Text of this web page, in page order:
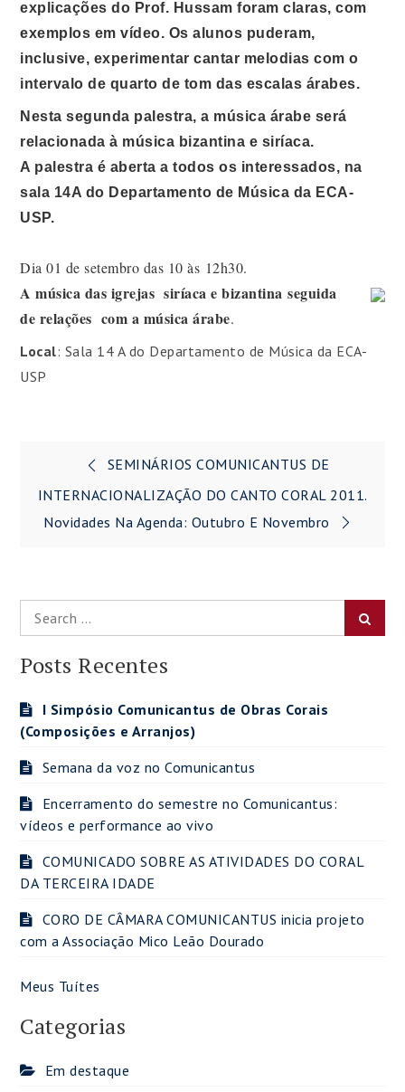
explicações do Prof. Hussam foram claras, com
exemplos em vídeo. Os alunos puderam,
inclusive, experimentar cantar melodias com o
intervalo de quarto de tom das escalas árabes.
Nesta segunda palestra, a música árabe será
relacionada à música bizantina e siríaca.
A palestra é aberta a todos os interessados, na
sala 14A do Departamento de Música da ECA-
USP.
Dia 01 de setembro das 10 às 12h30.
A música das igrejas siríaca e bizantina seguida
de relações com a música árabe.
Local: Sala 14 A do Departamento de Música da ECA-
USP
Navegação
de
Post
SEMINÁRIOS COMUNICANTUS DE
INTERNACIONALIZAÇÃO DO CANTO CORAL 2011.
Novidades Na Agenda: Outubro E Novembro
Search
for:
Posts Recentes
I Simpósio Comunicantus de Obras Corais
(Composições e Arranjos)
Semana da voz no Comunicantus
Encerramento do semestre no Comunicantus:
vídeos e performance ao vivo
COMUNICADO SOBRE AS ATIVIDADES DO CORAL
DA TERCEIRA IDADE
CORO DE CÂMARA COMUNICANTUS inicia projeto
com a Associação Mico Leão Dourado
Meus Tuítes
Categorias
Em destaque